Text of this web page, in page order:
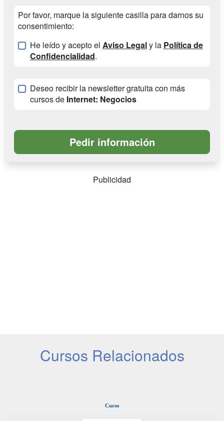
Por favor, marque la siguiente casilla para darnos su
consentimiento:
He leído y acepto el Aviso Legaly la Política de
Confidencialidad.
Deseo recibir la newsletter gratuita con más
cursos de Internet: Negocios
Publicidad
Cursos Relacionados
Curso